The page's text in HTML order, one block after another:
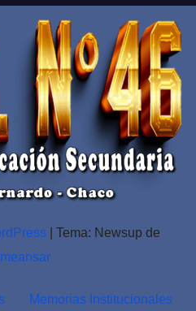
Tema: Newsup de
Memorias Institucionales